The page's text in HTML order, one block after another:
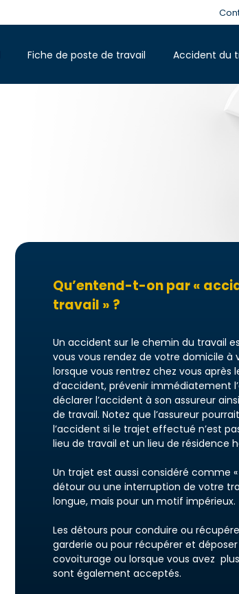
Fiche de poste de travail Accident du
Qu’entend-t-on par «
travail » ?
Un accident sur le chemin du travail
vous vous rendez de votre domicile
lorsque vous rentrez chez vous après
d’accident, prévenir immédiatement
déclarer l’accident à son assureur
de travail. Notez que l’assureur
l’accident si le trajet effectué n’est
lieu de travail et un lieu de résidence
Un trajet est aussi considéré comme
détour ou une interruption de votre
longue, mais pour un motif impérieux.
Les détours pour conduire ou
garderie ou pour récupérer et
covoiturage ou lorsque vous avez
sont également acceptés.